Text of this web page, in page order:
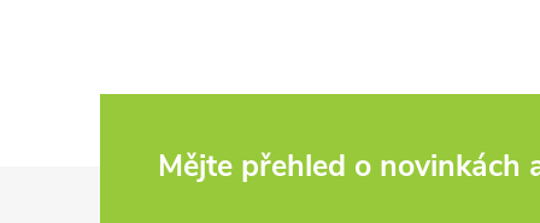
Mějte přehled o novinkách